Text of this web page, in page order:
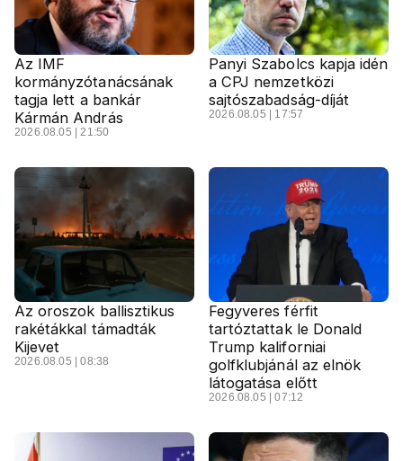
Az IMF
kormányzótanácsának
tagja lett a bankár
Kármán András
2026.08.05 | 21:50
Panyi Szabolcs kapja idén
a CPJ nemzetközi
sajtószabadság-díját
2026.08.05 | 17:57
Az oroszok ballisztikus
rakétákkal támadták
Kijevet
2026.08.05 | 08:38
Fegyveres férfit
tartóztattak le Donald
Trump kaliforniai
golfklubjánál az elnök
látogatása előtt
2026.08.05 | 07:12